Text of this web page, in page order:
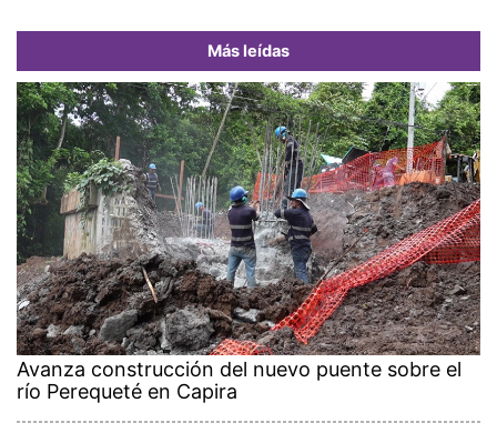
Más leídas
Avanza construcción del nuevo puente sobre el
río Perequeté en Capira